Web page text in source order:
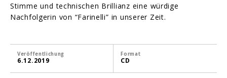
Stimme und technischen Brillianz eine würdige
Nachfolgerin von “Farinelli” in unserer Zeit.
Veröffentlichung
6.12.2019
Format
CD